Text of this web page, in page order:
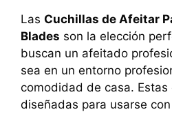
Las Cuchillas de Afeitar
Blades son la elección
buscan un afeitado
sea en un entorno
comodidad de casa. Estas
diseñadas para usarse con